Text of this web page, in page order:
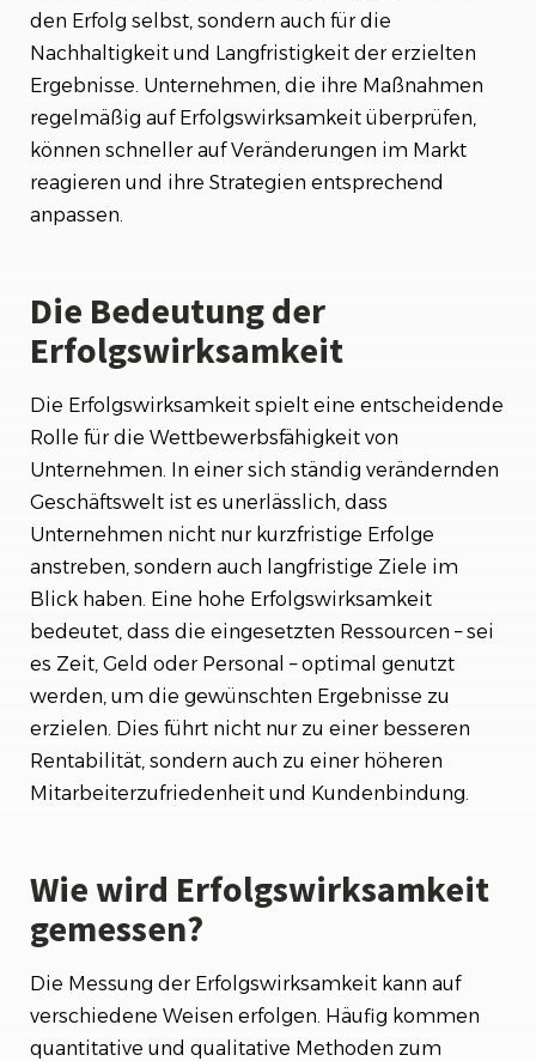
den Erfolg selbst, sondern auch für die
Nachhaltigkeit und Langfristigkeit der erzielten
Ergebnisse. Unternehmen, die ihre Maßnahmen
regelmäßig auf Erfolgswirksamkeit überprüfen,
können schneller auf Veränderungen im Markt
reagieren und ihre Strategien entsprechend
anpassen.
Die Bedeutung der
Erfolgswirksamkeit
Die Erfolgswirksamkeit spielt eine entscheidende
Rolle für die Wettbewerbsfähigkeit von
Unternehmen. In einer sich ständig verändernden
Geschäftswelt ist es unerlässlich, dass
Unternehmen nicht nur kurzfristige Erfolge
anstreben, sondern auch langfristige Ziele im
Blick haben. Eine hohe Erfolgswirksamkeit
bedeutet, dass die eingesetzten Ressourcen – sei
es Zeit, Geld oder Personal – optimal genutzt
werden, um die gewünschten Ergebnisse zu
erzielen. Dies führt nicht nur zu einer besseren
Rentabilität, sondern auch zu einer höheren
Mitarbeiterzufriedenheit und Kundenbindung.
Wie wird Erfolgswirksamkeit
gemessen?
Die Messung der Erfolgswirksamkeit kann auf
verschiedene Weisen erfolgen. Häufig kommen
quantitative und qualitative Methoden zum